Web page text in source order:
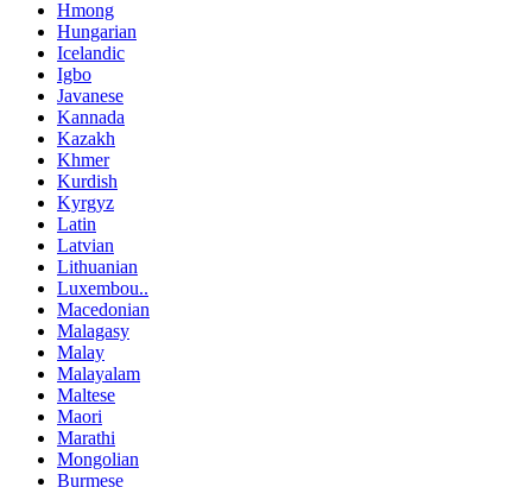
Hmong
Hungarian
Icelandic
Igbo
Javanese
Kannada
Kazakh
Khmer
Kurdish
Kyrgyz
Latin
Latvian
Lithuanian
Luxembou..
Macedonian
Malagasy
Malay
Malayalam
Maltese
Maori
Marathi
Mongolian
Burmese